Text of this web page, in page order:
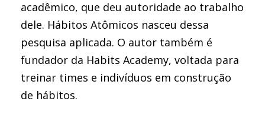
acadêmico, que deu autoridade ao trabalho
dele. Hábitos Atômicos nasceu dessa
pesquisa aplicada. O autor também é
fundador da Habits Academy, voltada para
treinar times e indivíduos em construção
de hábitos.